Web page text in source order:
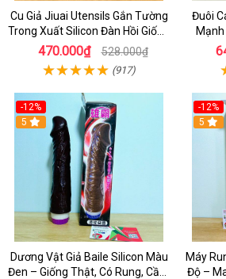
Cu Giả Jiuai Utensils Gắn Tường
Trong Xuất Silicon Đàn Hồi Giống
Thật
470.000₫ 528.000₫
(917)
Đuôi
-12%
5
Dương Vật Giả Baile Silicon Màu
Đen – Giống Thật, Có Rung, Cầm
-12%
5
Máy
Độ –